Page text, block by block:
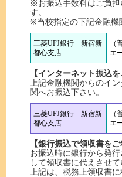
※お振込手数料はご負担
す。
※当校指定の下記金融機
三菱UFJ銀行 新宿新
都心支店
（
エ
【インターネット振込を
上記金融機関からのイ
関へお振込下さい。
三菱UFJ銀行 新宿新
都心支店
（
エ
【銀行振込で領収書をご
お振込時に銀行から発
して領収書に代えさせて
上記は、税務上領収書